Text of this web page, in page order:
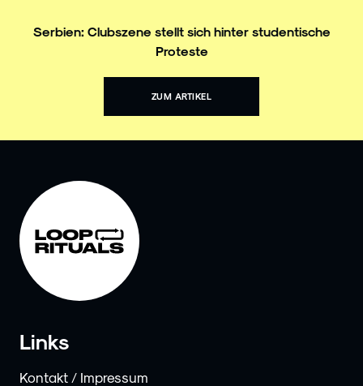
Serbien: Clubszene stellt sich hinter studentische
Proteste
ZUM ARTIKEL
Links
Kontakt / Impressum